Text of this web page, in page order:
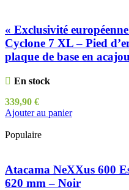
« Exclusivité
Cyclone 7 XL – Pied
plaque de base en
En stock
339,90 €
Ajouter au panier
Populaire
Atacama NeXXus 600
620 mm – Noir